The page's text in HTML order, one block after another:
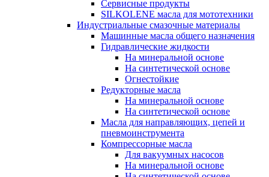
Сервисные продукты
SILKOLENE масла для мототехники
Индустриальные смазочные материалы
Машинные масла общего назначения
Гидравлические жидкости
На минеральной основе
На синтетической основе
Огнестойкие
Редукторные масла
На минеральной основе
На синтетической основе
Масла для направляющих, цепей и
пневмоинструмента
Компрессорные масла
Для вакуумных насосов
На минеральной основе